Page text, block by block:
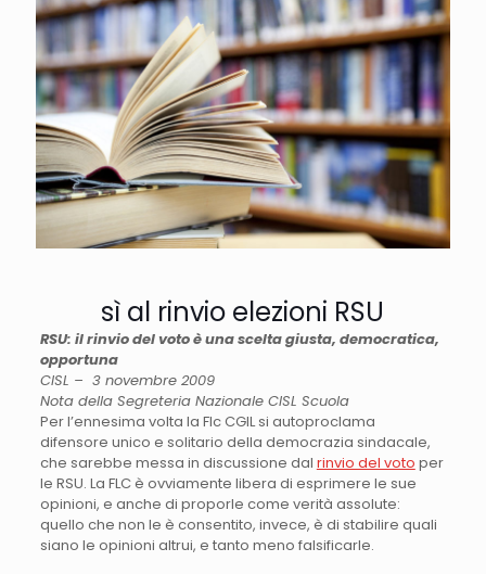
sì al rinvio elezioni RSU
RSU: il rinvio del voto è una scelta giusta, democratica,
opportuna
CISL – 3 novembre 2009
Nota della Segreteria Nazionale CISL Scuola
Per l’ennesima volta la Flc CGIL si autoproclama
difensore unico e solitario della democrazia sindacale,
che sarebbe messa in discussione dal rinvio del voto per
le RSU. La FLC è ovviamente libera di esprimere le sue
opinioni, e anche di proporle come verità assolute:
quello che non le è consentito, invece, è di stabilire quali
siano le opinioni altrui, e tanto meno falsificarle.